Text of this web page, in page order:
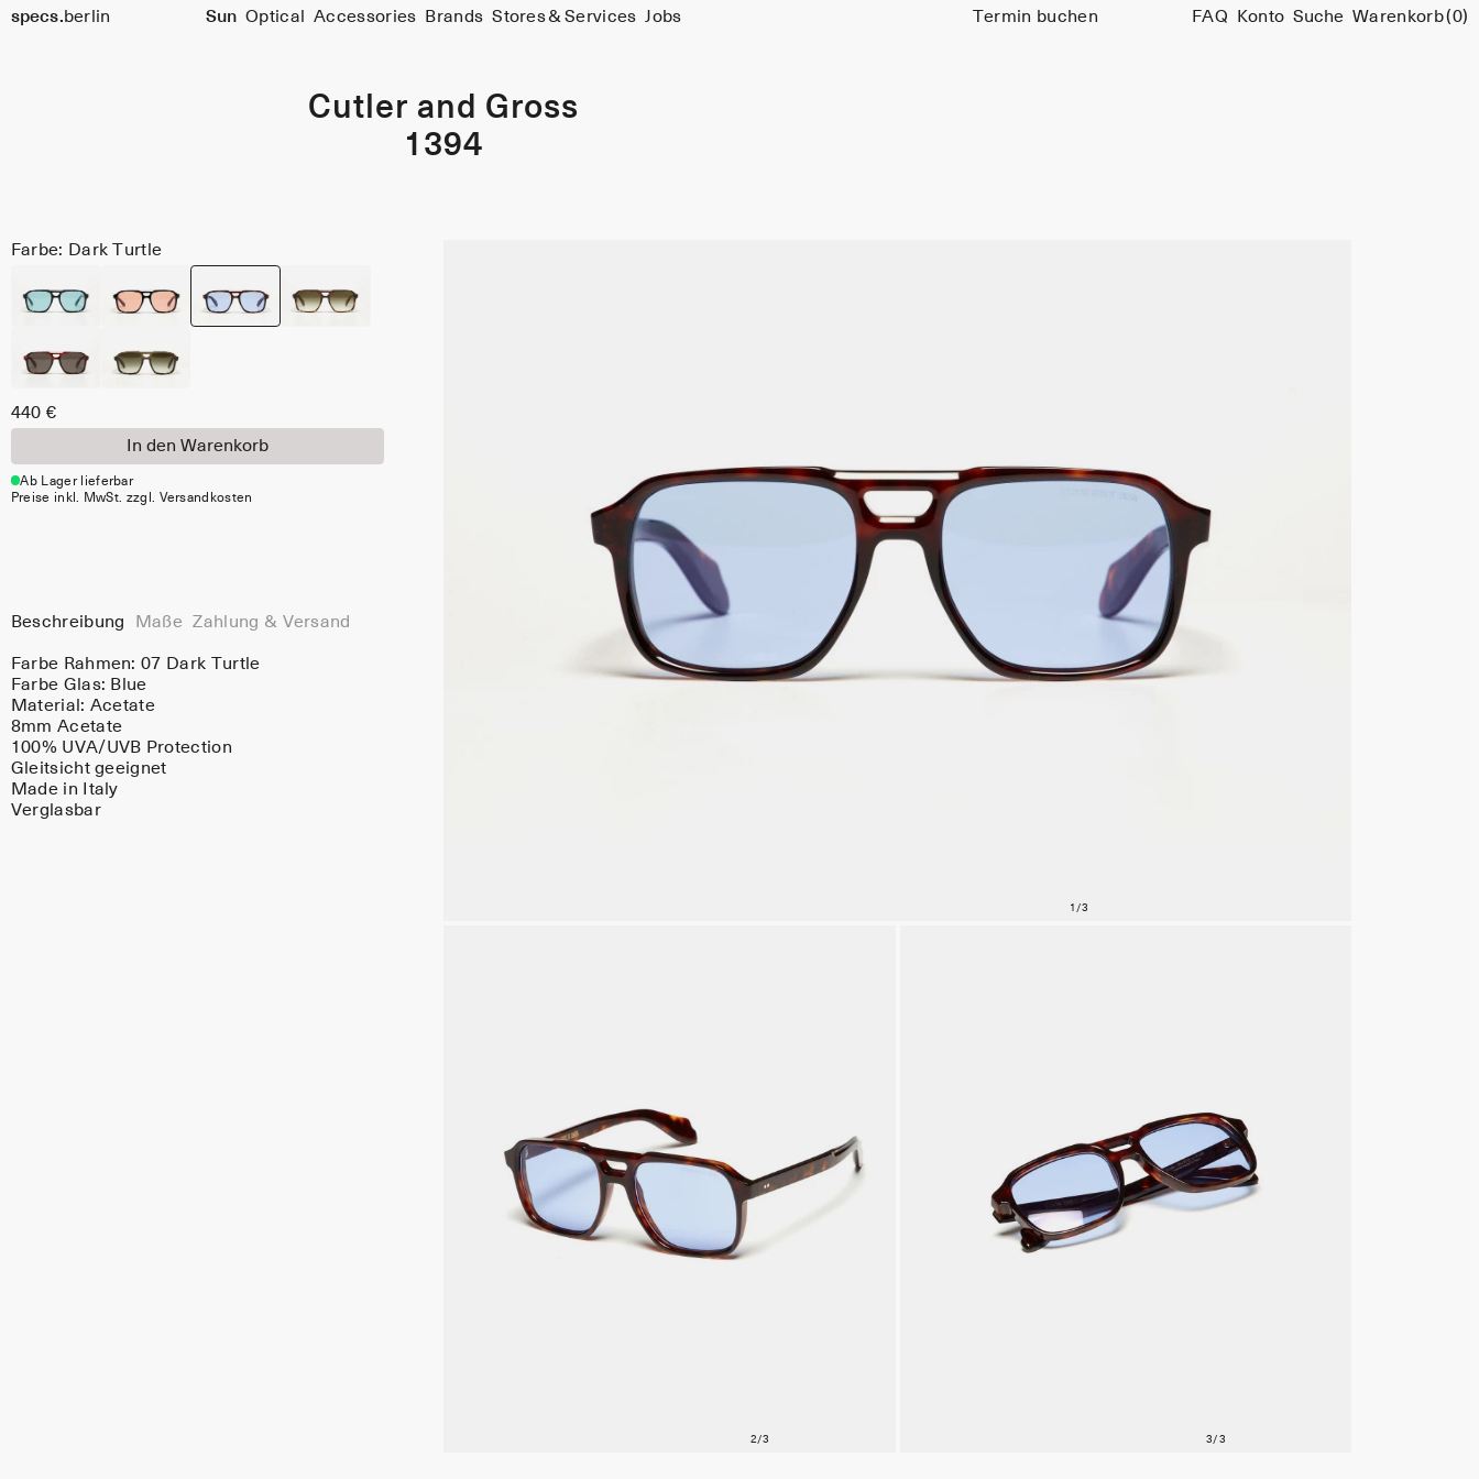
specs. berlin Sun Optical Accessories Brands Stores & Services Jobs Termin buchen FAQ Konto Suche Warenkorb(0)
Cutler and Gross
1394
Farbe: Dark Turtle
440 €
In den Warenkorb
Ab Lager lieferbar
Preise inkl. MwSt. zzgl. Versandkosten
Beschreibung Maße Zahlung & Versand
Farbe Rahmen:07 Dark Turtle
Farbe Glas: Blue
Material: Acetate
8mm Acetate
100% UVA/UVB Protection
Gleitsicht geeignet
Made in Italy
Verglasbar